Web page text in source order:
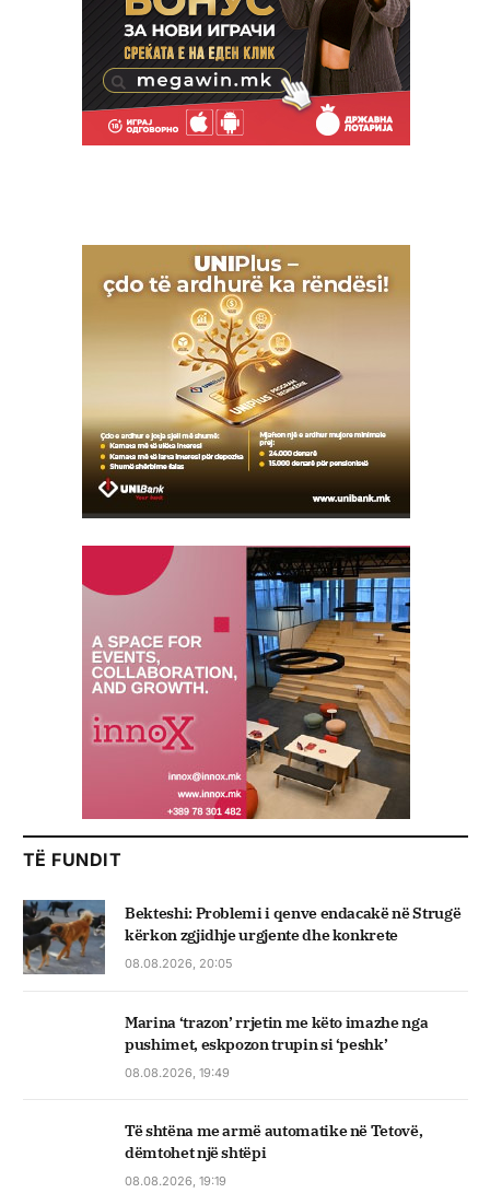
TË FUNDIT
Bekteshi: Problemi i qenve endacakë në Strugë
kërkon zgjidhje urgjente dhe konkrete
08.08.2026, 20:05
Marina ‘trazon’ rrjetin me këto imazhe nga
pushimet, eskpozon trupin si ‘peshk’
08.08.2026, 19:49
Të shtëna me armë automatike në Tetovë,
dëmtohet një shtëpi
08.08.2026, 19:19